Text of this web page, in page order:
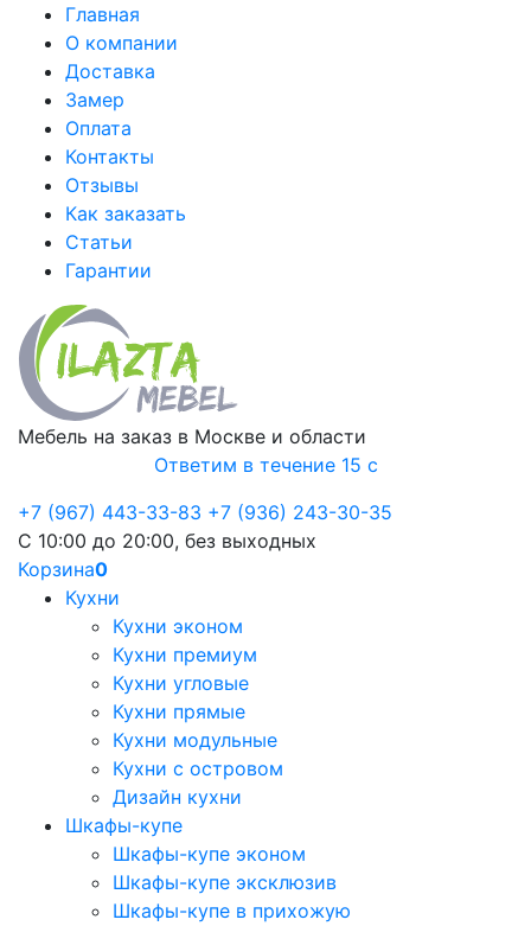
Главная
О компании
Доставка
Замер
Оплата
Контакты
Отзывы
Как заказать
Статьи
Гарантии
Мебель на заказ в Москве и области
Ответим в течение 15 с
+7 (967) 443-33-83 +7 (936) 243-30-35
С 10:00 до 20:00, без выходных
Корзина0
Кухни
Кухни эконом
Кухни премиум
Кухни угловые
Кухни прямые
Кухни модульные
Кухни с островом
Дизайн кухни
Шкафы-купе
Шкафы-купе эконом
Шкафы-купе эксклюзив
Шкафы-купе в прихожую